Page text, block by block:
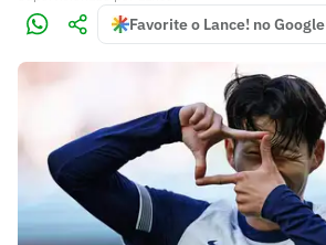
Favorite o Lance! no Google